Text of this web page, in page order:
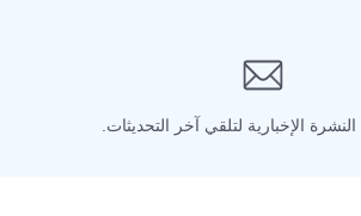
الإخبارية لتلقي آخر التحديثات.